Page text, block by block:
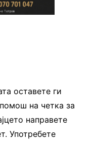
оставете ги
на четка за
направете
Употребете